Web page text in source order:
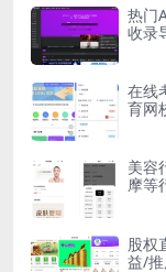
热门
收录
在线
育网
美容行
摩等
股权
益/